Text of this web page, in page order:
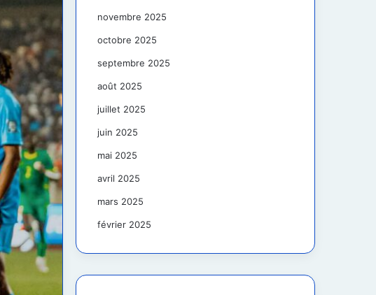
novembre 2025
octobre 2025
septembre 2025
août 2025
juillet 2025
juin 2025
mai 2025
avril 2025
mars 2025
février 2025